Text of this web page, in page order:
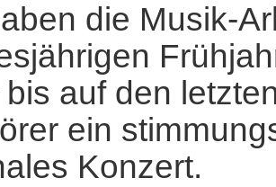
die Musik-
bis auf den
ein
Konzert.